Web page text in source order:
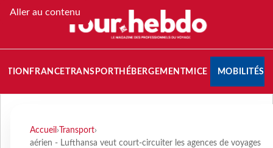
Aller au contenu
FRANCETRANSPORT HÉBERGEMENTMICE MOBILITÉS
Accueil › Transport›
aérien - Lufthansa veut court-circuiter les agences de voyages